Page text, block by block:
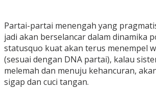
‎Partai-partai menengah yang
jadi akan berselancar dalam dinamika
statusquo kuat akan terus menempel
(sesuai dengan DNA partai), kalau
melemah dan menuju kehancuran,
sigap dan cuci tangan.